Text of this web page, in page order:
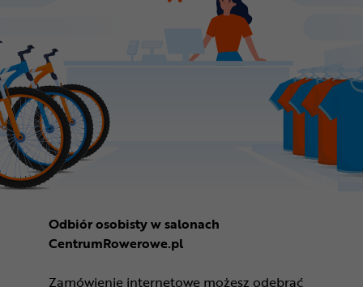
Odbiór osobisty w salonach
CentrumRowerowe.pl
Zamówienie internetowe możesz odebrać